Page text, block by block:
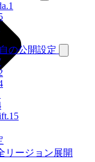
の公開設定
リージョン展開